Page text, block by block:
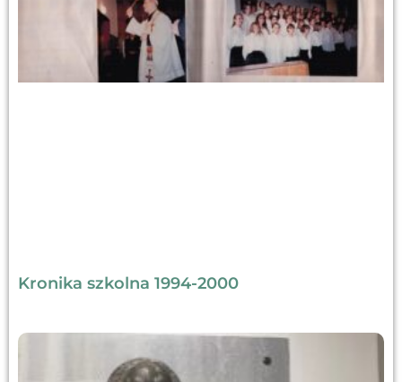
Kronika szkolna 1994-2000